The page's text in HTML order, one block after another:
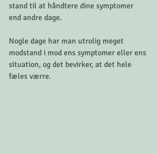
stand til at håndtere dine symptomer
end andre dage.
Nogle dage har man utrolig meget
modstand i mod ens symptomer eller ens
situation, og det bevirker, at det hele
fæles værre.